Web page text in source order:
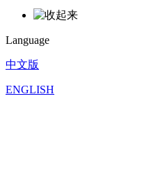
Language
中文版
ENGLISH